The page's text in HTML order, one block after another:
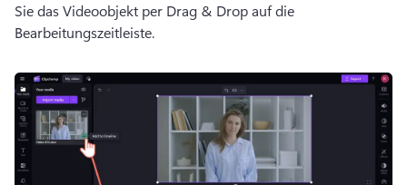
Sie das Videoobjekt per Drag & Drop auf die
Bearbeitungszeitleiste.